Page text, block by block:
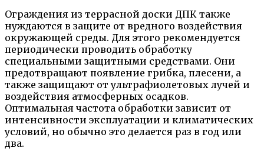
Ограждения из террасной доски ДПК также
нуждаются в защите от вредного воздействия
окружающей среды. Для этого рекомендуется
периодически проводить обработку
специальными защитными средствами. Они
предотвращают появление грибка, плесени, а
также защищают от ультрафиолетовых лучей и
воздействия атмосферных осадков.
Оптимальная частота обработки зависит от
интенсивности эксплуатации и климатических
условий, но обычно это делается раз в год или
два.